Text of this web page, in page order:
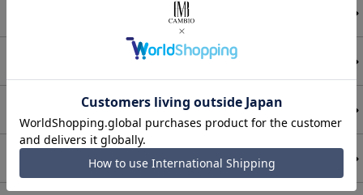
BODYSONG.
ボディソング
CALL&RESPONSE
コールアンドレスポンス